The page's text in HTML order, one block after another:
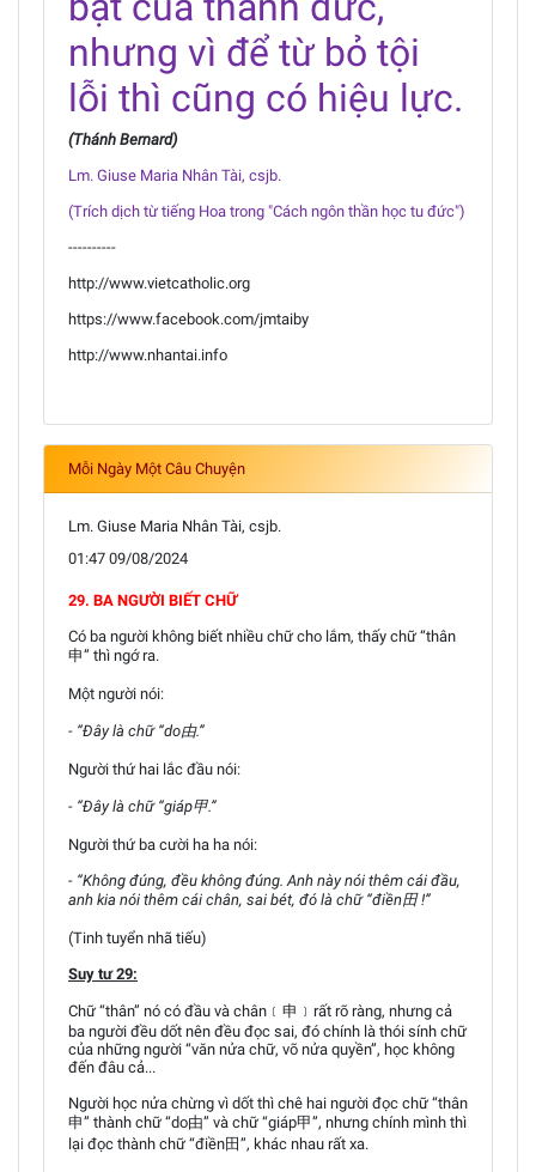
nhưng vì để từ bỏ tội
lỗi thì cũng có hiệu lực.
(Thánh Bernard)
Lm. Giuse Maria Nhân Tài, csjb.
(Trích dịch từ tiếng Hoa trong "Cách ngôn thần học tu đức")
----------
http://www.vietcatholic.org
https://www.facebook.com/jmtaiby
http://www.nhantai.info
Mỗi Ngày Một Câu Chuyện
Lm. Giuse Maria Nhân Tài, csjb.
01:47 09/08/2024
29. BA NGƯỜI BIẾT CHỮ
Có ba người không biết nhiều chữ cho lắm, thấy chữ “thân
申” thì ngớ ra.
Một người nói:
- “Đây là chữ “do由.”
Người thứ hai lắc đầu nói:
- “Đây là chữ “giáp甲.”
Người thứ ba cười ha ha nói:
- “Không đúng, đều không đúng. Anh này nói thêm cái đầu,
anh kia nói thêm cái chân, sai bét, đó là chữ “điền田 !”
(Tinh tuyển nhã tiếu)
Suy tư 29:
Chữ “thân” nó có đầu và chân﹝申﹞rất rõ ràng, nhưng cả
ba người đều dốt nên đều đọc sai, đó chính là thói sính chữ
của những người “văn nửa chữ, võ nửa quyền”, học không
đến đâu cả...
Người học nửa chừng vì dốt thì chê hai người đọc chữ “thân
申” thành chữ “do由” và chữ “giáp甲”, nhưng chính mình thì
lại đọc thành chữ “điền田”, khác nhau rất xa.